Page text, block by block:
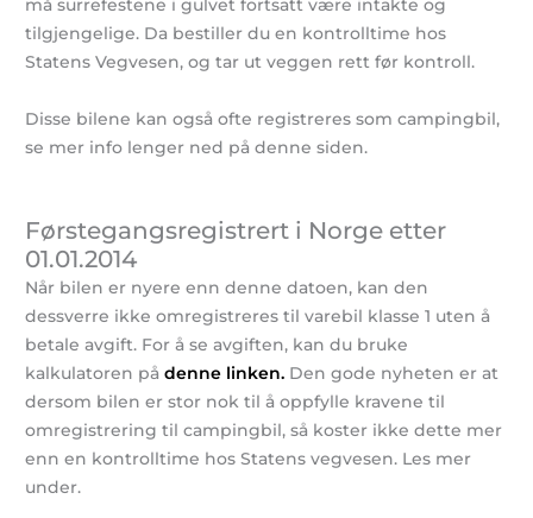
må surrefestene i gulvet fortsatt være intakte og
tilgjengelige. Da bestiller du en kontrolltime hos
Statens Vegvesen, og tar ut veggen rett før kontroll.
Disse bilene kan også ofte registreres som campingbil,
se mer info lenger ned på denne siden.
Førstegangsregistrert i Norge etter
01.01.2014
Når bilen er nyere enn denne datoen, kan den
dessverre ikke omregistreres til varebil klasse 1 uten å
betale avgift. For å se avgiften, kan du bruke
kalkulatoren pådenne linken. Den gode nyheten er at
dersom bilen er stor nok til å oppfylle kravene til
omregistrering til campingbil, så koster ikke dette mer
enn en kontrolltime hos Statens vegvesen. Les mer
under.